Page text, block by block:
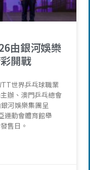
由銀河娛樂
開戰
世界乒乓球職業
辦、澳門乒乓總會
河娛樂集團呈
運動會體育館舉
售日。